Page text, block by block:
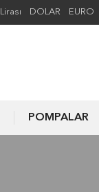
DOLAR EURO
POMPALAR